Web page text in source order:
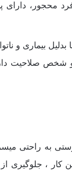
محجور، دارای
بدلیل بیماری و
و شخص صلاحیت
به راحتی
کار ، جلوگیری